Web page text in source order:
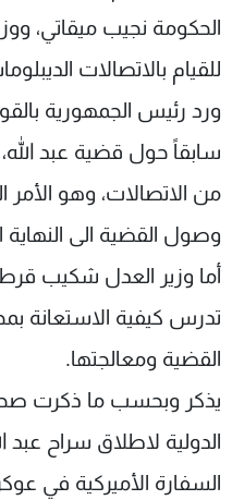
الحكومة نجيب ميقاتي،
للقيام بالاتصالات
ورد رئيس الجمهورية
سابقاً حول قضية عبد
من الاتصالات، وهو الأمر
وصول القضية الى النهاية
أما وزير العدل شكيب
تدرس كيفية الاستعانة
القضية ومعالجتها.
يذكر وبحسب ما ذكرت
الدولية لاطلاق سراح عبد
السفارة الأميركية في